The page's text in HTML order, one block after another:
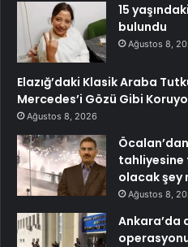
15
bulundu
Ağustos 8,
Elazığ’daki Klasik Araba
Mercedes’i Gözü Gibi
Ağustos 8, 2026
tahliyesine
olacak şey
Ağustos 8,
Ankara’da